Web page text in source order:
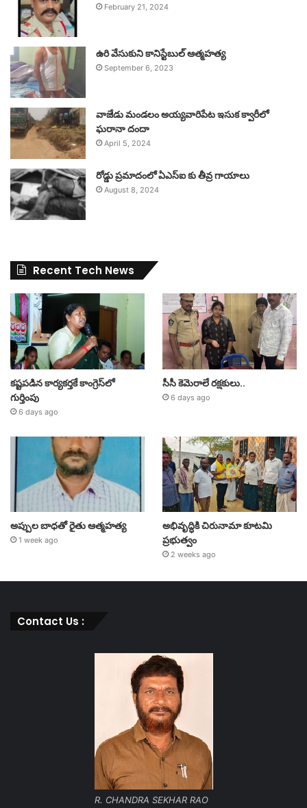
February 21, 2024
ఉరి వేసుకుని కానిస్టేబుల్ ఆత్మహత్య
September 6, 2023
వాజేడు మండలం అయ్యవారిపేట ఇసుక క్వారీలో
ఘరానా దందా
April 5, 2024
రోడ్డు ప్రమాదంలో ఏఎస్ఐ కు తీవ్ర గాయాలు
August 8, 2024
Recent Tech News
కష్టపడిన కార్యకర్తకే కాంగ్రెస్‌లో
గుర్తింపు
6 days ago
సీసీ కెమెరాలే రక్షకులు..
6 days ago
అప్పుల బాధతో రైతు ఆత్మహత్య
1 week ago
అభివృద్ధికి చిరునామా కూటమి
ప్రభుత్వం
2 weeks ago
Contact Us :
R. CHANDRA SEKHAR RAO